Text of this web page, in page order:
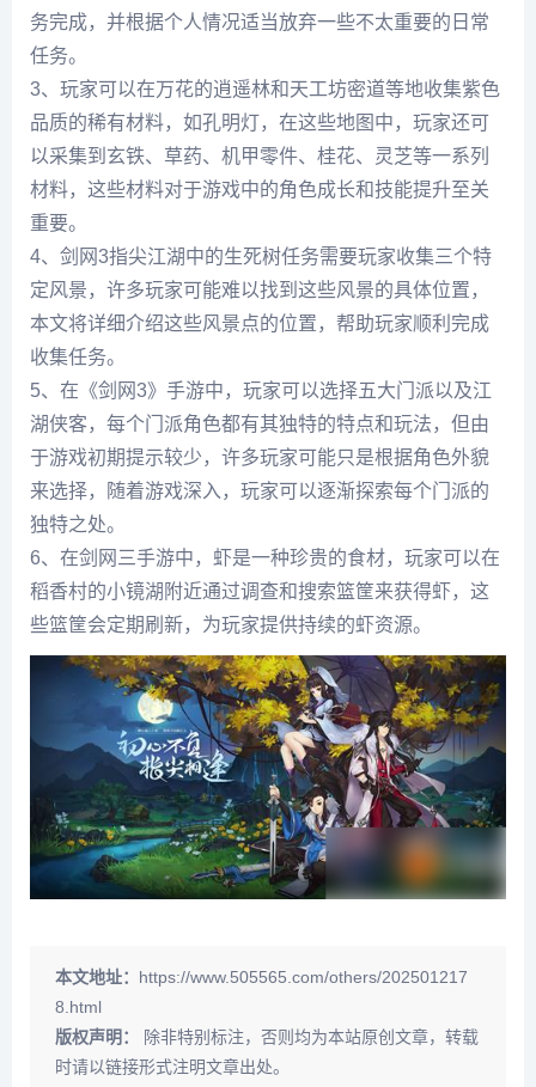
务完成，并根据个人情况适当放弃一些不太重要的日常
任务。
3、玩家可以在万花的逍遥林和天工坊密道等地收集紫色
品质的稀有材料，如孔明灯，在这些地图中，玩家还可
以采集到玄铁、草药、机甲零件、桂花、灵芝等一系列
材料，这些材料对于游戏中的角色成长和技能提升至关
重要。
4、剑网3指尖江湖中的生死树任务需要玩家收集三个特
定风景，许多玩家可能难以找到这些风景的具体位置，
本文将详细介绍这些风景点的位置，帮助玩家顺利完成
收集任务。
5、在《剑网3》手游中，玩家可以选择五大门派以及江
湖侠客，每个门派角色都有其独特的特点和玩法，但由
于游戏初期提示较少，许多玩家可能只是根据角色外貌
来选择，随着游戏深入，玩家可以逐渐探索每个门派的
独特之处。
6、在剑网三手游中，虾是一种珍贵的食材，玩家可以在
稻香村的小镜湖附近通过调查和搜索篮筐来获得虾，这
些篮筐会定期刷新，为玩家提供持续的虾资源。
本文地址： https://www.505565.com/others/202501217
8.html
版权声明：
除非特别标注，否则均为本站原创文章，转载
时请以链接形式注明文章出处。